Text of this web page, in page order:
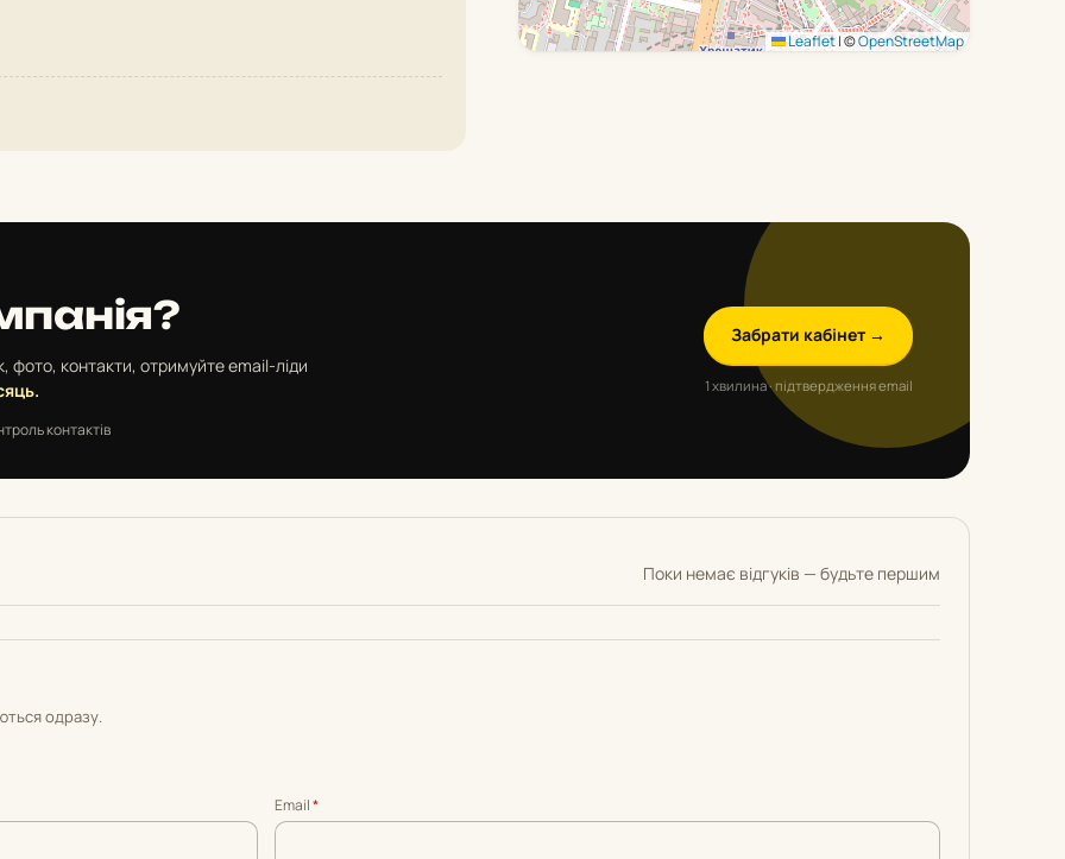
Leaflet|©OpenStreetMap
фото, контакти, отримуйте email-ліди
контактів
Забрати кабінет →
1 хвилина · підтвердження email
Поки немає відгуків — будьте першим
одразу.
Email*